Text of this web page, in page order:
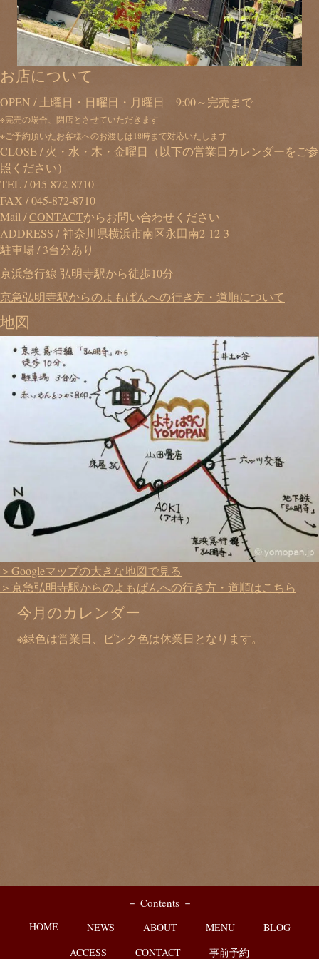
お店について
OPEN / 土曜日・日曜日・月曜日 9:00～完売まで
※完売の場合、閉店とさせていただきます
※ご予約頂いたお客様へのお渡しは18時まで対応いたします
CLOSE / 火・水・木・金曜日（以下の営業日カレンダーをご参
照ください）
TEL /045-872-8710
FAX / 045-872-8710
Mail /CONTACTからお問い合わせください
ADDRESS / 神奈川県横浜市南区永田南2-12-3
駐車場 / 3台分あり
京浜急行線 弘明寺駅から徒歩10分
京急弘明寺駅からのよもぱんへの行き方・道順について
地図
＞Googleマップの大きな地図で見る
＞京急弘明寺駅からのよもぱんへの行き方・道順はこちら
今月のカレンダー
※緑色は営業日、ピンク色は休業日となります。
－ Contents －
HOME NEWS ABOUT MENU
BLOG
ACCESS
CONTACT 事前予約